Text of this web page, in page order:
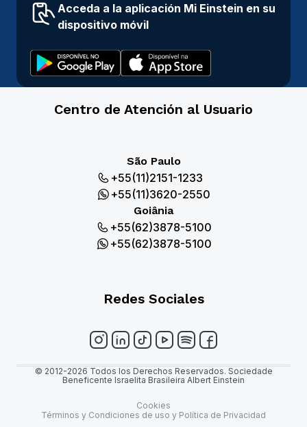
Acceda a la aplicación Mi Einstein en su
dispositivo móvil
Centro de Atención al Usuario
São Paulo
+55(11)2151-1233
+55(11)3620-2550
Goiânia
+55(62)3878-5100
+55(62)3878-5100
Redes Sociales
© 2012-2026 Todos los Derechos Reservados. Sociedade
Beneficente Israelita Brasileira Albert Einstein
Cookies
Términos y Condiciones de uso y Política de Privacidad